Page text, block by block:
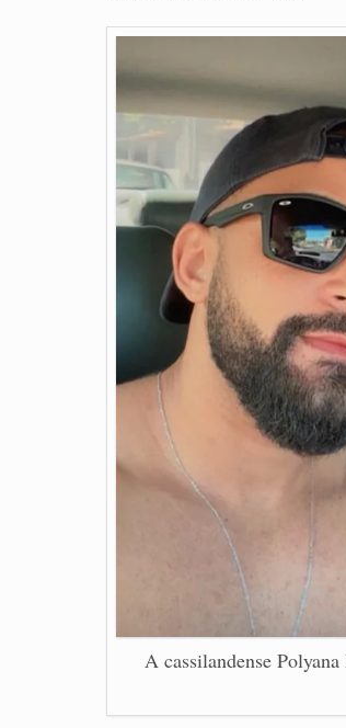
A cassilandense